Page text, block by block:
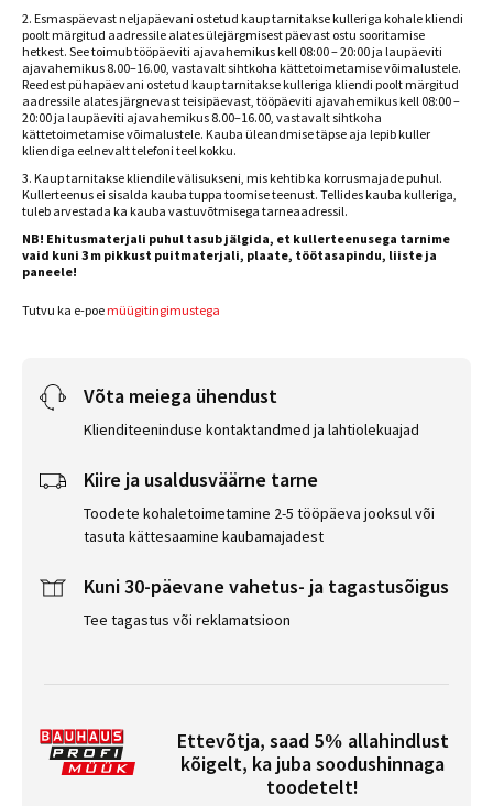
2. Esmaspäevast neljapäevani ostetud kaup tarnitakse kulleriga kohale kliendi
poolt märgitud aadressile alates ülejärgmisest päevast ostu sooritamise
hetkest. See toimub tööpäeviti ajavahemikus kell 08:00 – 20:00 ja laupäeviti
ajavahemikus 8.00–16.00, vastavalt sihtkoha kättetoimetamise võimalustele.
Reedest pühapäevani ostetud kaup tarnitakse kulleriga kliendi poolt märgitud
aadressile alates järgnevast teisipäevast, tööpäeviti ajavahemikus kell 08:00 –
20:00 ja laupäeviti ajavahemikus 8.00–16.00, vastavalt sihtkoha
kättetoimetamise võimalustele. Kauba üleandmise täpse aja lepib kuller
kliendiga eelnevalt telefoni teel kokku.
3. Kaup tarnitakse kliendile välisukseni, mis kehtib ka korrusmajade puhul.
Kullerteenus ei sisalda kauba tuppa toomise teenust. Tellides kauba kulleriga,
tuleb arvestada ka kauba vastuvõtmisega tarneaadressil.
NB! Ehitusmaterjali puhul tasub jälgida, et kullerteenusega tarnime
vaid kuni 3 m pikkust puitmaterjali, plaate, töötasapindu, liiste ja
paneele!
Tutvu ka e-poe müügitingimustega
Võta meiega ühendust
Klienditeeninduse kontaktandmed ja lahtiolekuajad
Kiire ja usaldusväärne tarne
Toodete kohaletoimetamine 2-5 tööpäeva jooksul või
tasuta kättesaamine kaubamajadest
Kuni 30-päevane vahetus- ja tagastusõigus
Tee tagastus või reklamatsioon
Ettevõtja, saad 5% allahindlust
kõigelt, ka juba soodushinnaga
toodetelt!